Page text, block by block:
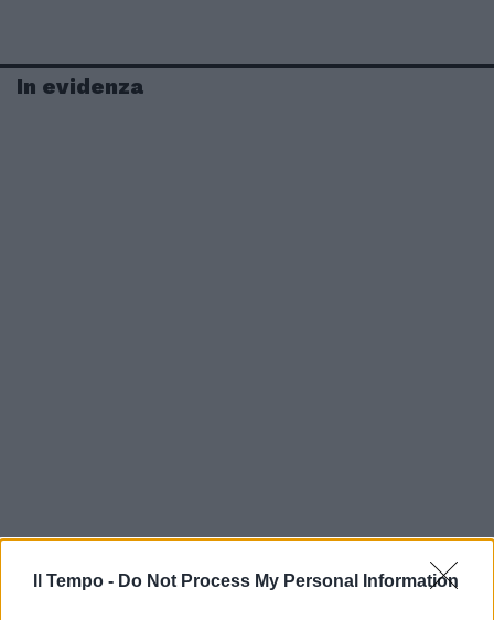
Il Tempo - Do Not Process My Personal Information
In evidenza